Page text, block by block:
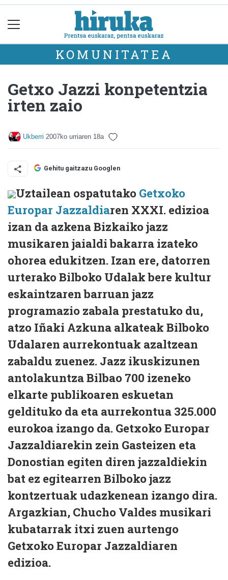
KOMUNITATEA
Getxo Jazzi konpetentzia
irten zaio
Ukberri 2007ko urriaren 18a
Gehitu gaitzazu Googlen
Uztailean ospatutako Getxoko
Europar Jazzaldiaren XXXI. edizioa
izan da azkena Bizkaiko jazz
musikaren jaialdi bakarra izateko
ohorea edukitzen. Izan ere, datorren
urterako Bilboko Udalak bere kultur
eskaintzaren barruan jazz
programazio zabala prestatuko du,
atzo Iñaki Azkuna alkateak Bilboko
Udalaren aurrekontuak azaltzean
zabaldu zuenez. Jazz ikuskizunen
antolakuntza Bilbao 700 izeneko
elkarte publikoaren eskuetan
geldituko da eta aurrekontua 325.000
eurokoa izango da. Getxoko Europar
Jazzaldiarekin zein Gasteizen eta
Donostian egiten diren jazzaldiekin
bat ez egitearren Bilboko jazz
kontzertuak udazkenean izango dira.
Argazkian, Chucho Valdes musikari
kubatarrak itxi zuen aurtengo
Getxoko Europar Jazzaldiaren
edizioa.